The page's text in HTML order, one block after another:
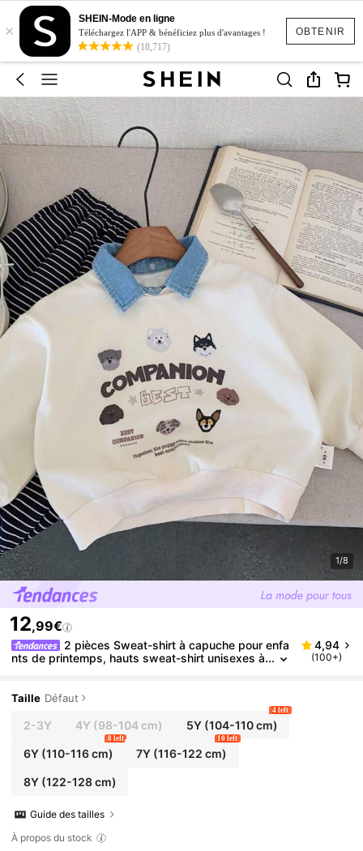
OBTENIR
×
SHEIN-Mode en ligne
Téléchargez l'APP & bénéficiez plus d'avantages !
(18,717)
1/8
12,99€
2 pièces Sweat-shirt à capuche pour enfa
nts de printemps, hauts sweat-shirt unisexes à
4,94
(100+)
Taille Défaut
2-3Y 4Y (98-104 cm) 5Y(104-110 cm)
4 left
6Y(110-116 cm)
8 left
7Y (116-122 cm)
10 left
8Y(122-128 cm)
Guide des tailles
À propos du stock